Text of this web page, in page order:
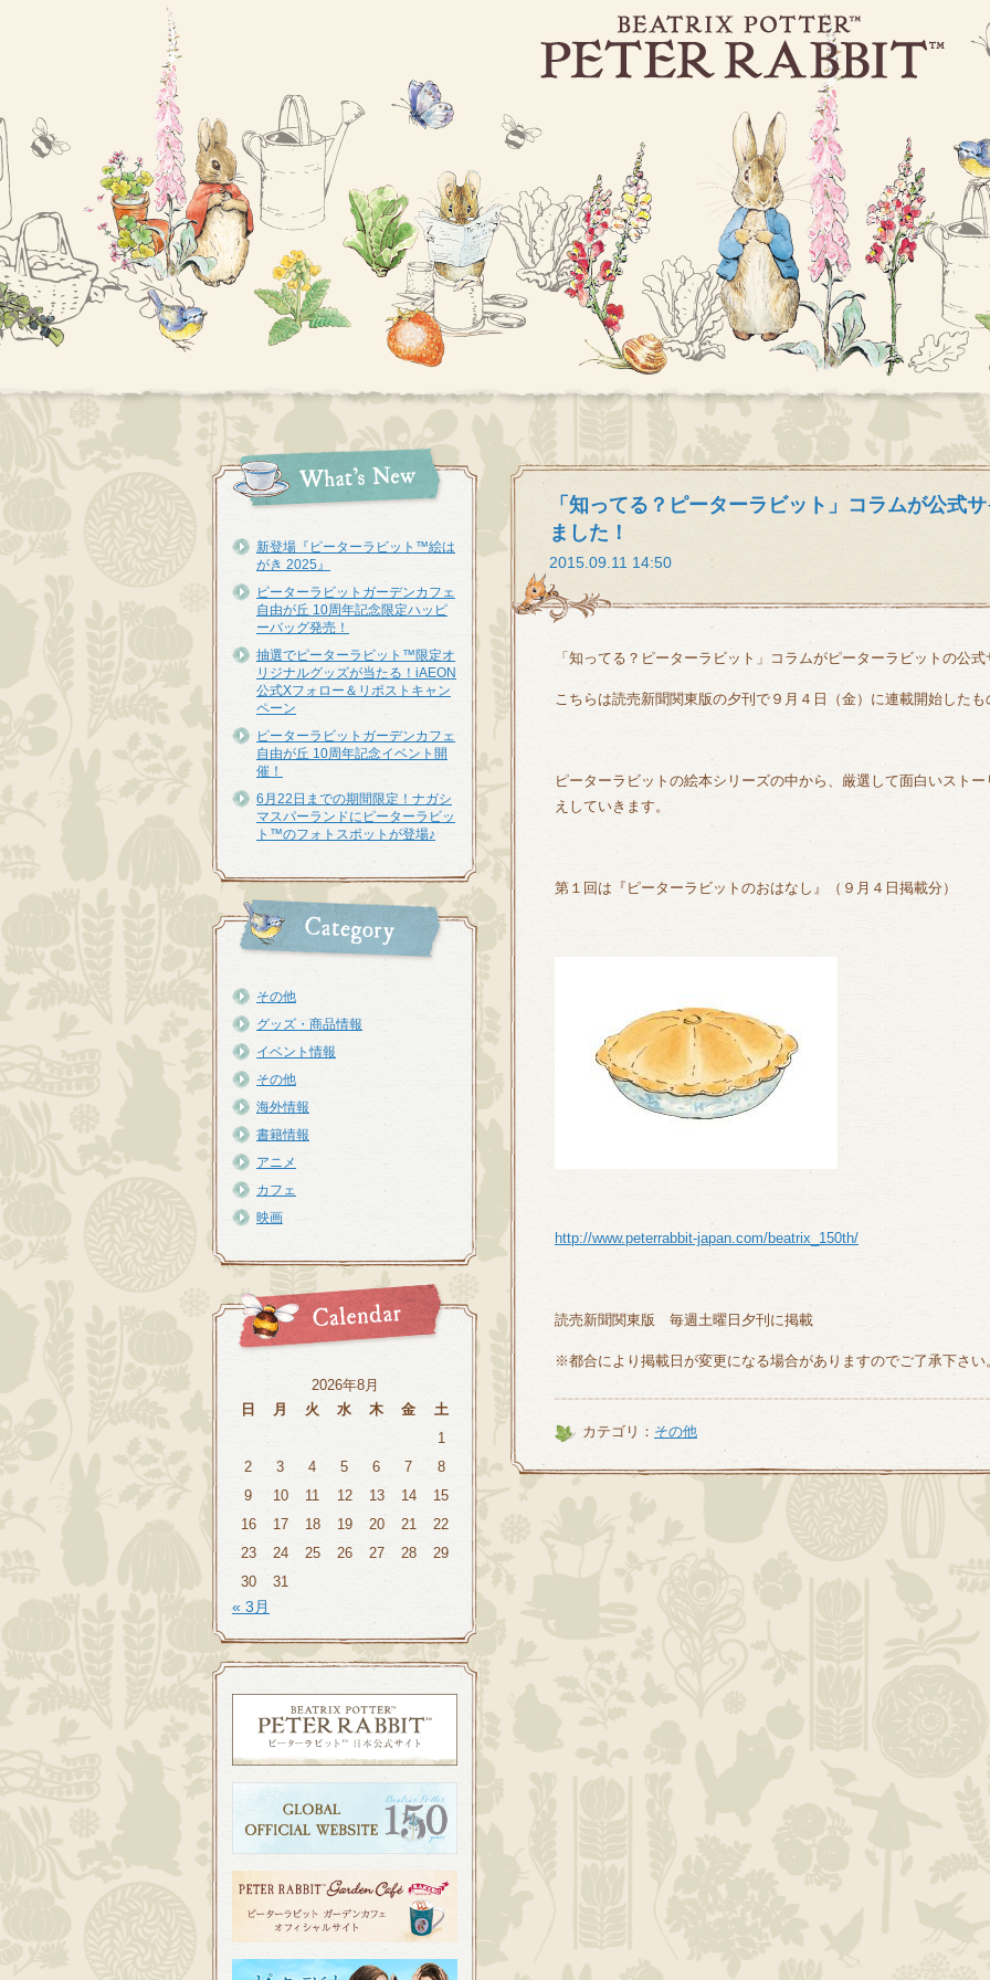
新登場『ピーターラビット™︎絵は
がき 2025』
ピーターラビットガーデンカフェ
自由が丘 10周年記念限定ハッピ
ーバッグ発売！
抽選でピーターラビット™限定オ
リジナルグッズが当たる！iAEON
公式Xフォロー＆リポストキャン
ペーン
ピーターラビットガーデンカフェ
自由が丘 10周年記念イベント開
催！
6月22日までの期間限定！ナガシ
マスパーランドにピーターラビッ
ト™のフォトスポットが登場♪
その他
グッズ・商品情報
イベント情報
その他
海外情報
書籍情報
アニメ
カフェ
映画
2026年8月
日
月 火 水 木 金
土
1
2
3 4 5 6 7
8
9
10 11 12 13 14
15
16
17 18 19 20 21
22
23
24 25 26 27 28
29
30
31
« 3月
「知ってる？ピーターラビット」コラムが公式
ました！
2015.09.11 14:50
「知ってる？ピーターラビット」コラムがピーターラビットの公
こちらは読売新聞関東版の夕刊で９月４日（金）に連載開始したも
ピーターラビットの絵本シリーズの中から、厳選して面白いスト
えしていきます。
第１回は『ピーターラビットのおはなし』（９月４日掲載分）
http://www.peterrabbit-japan.com/beatrix_150th/
読売新聞関東版 毎週土曜日夕刊に掲載
※都合により掲載日が変更になる場合がありますのでご了承下さい
カテゴリ： その他